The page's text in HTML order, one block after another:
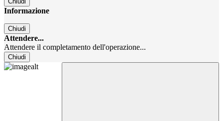
Informazione
Chiudi
Attendere...
Attendere il completamento dell'operazione...
Chiudi